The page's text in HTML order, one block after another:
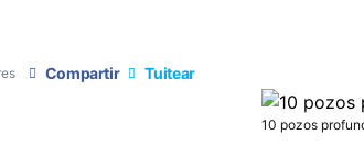
Compartir Tuitear
10 pozos